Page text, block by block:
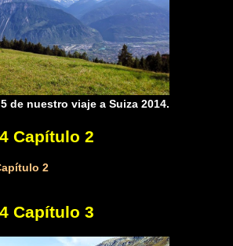
de nuestro viaje a Suiza 2014.
Capítulo 2
Capítulo 3